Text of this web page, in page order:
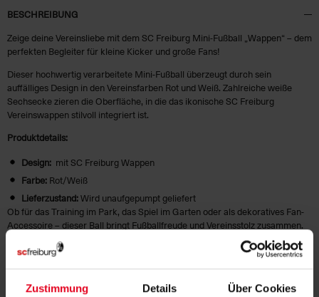
Zustimmung Details Über Cookies
BESCHREIBUNG
Zeige deine Vereinsliebe mit dem SC Freiburg Mini-Fußball „Wappen“ – dem
perfekten Begleiter für kleine Kicker und große Fans!
Dieser hochwertig verarbeitete Mini-Fußball überzeugt durch sein
auffälliges Design in den Vereinsfarben Rot und Weiß. Zahlreiche weiße
Sechsecke zieren die Oberfläche, in die das ikonische SC Freiburg
Vereinswappen stilvoll integriert ist.
Produktdetails:
Design: mit SC Freiburg Wappen
Farbe: Rot/Weiß
Lieferzustand:Wird unaufgepumpt geliefert
Ob für das Training im Park, das Spiel im Garten oder als dekoratives Fan-
Accessoire – dieser Ball bringt Fußballfreude und Vereinsstolz zusammen.
Ein Muss für jeden SC Freiburg Fan!
HERSTELLERANGABEN